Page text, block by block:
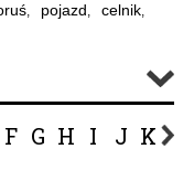
, pojazd, celnik,
F G H I J K L